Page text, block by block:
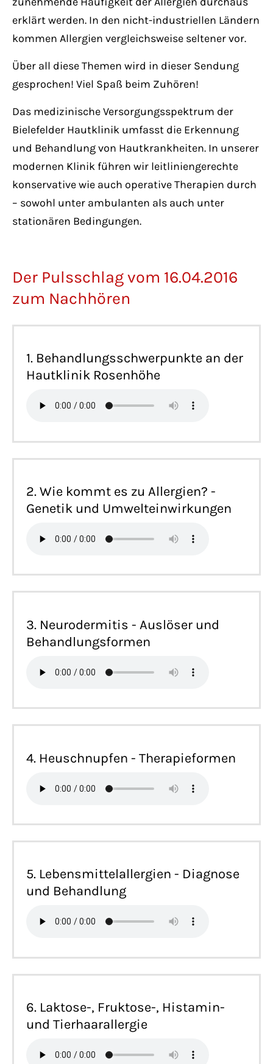
erklärt werden. In den nicht-industriellen Ländern
kommen Allergien vergleichsweise seltener vor.
Über all diese Themen wird in dieser Sendung
gesprochen! Viel Spaß beim Zuhören!
Das medizinische Versorgungsspektrum der
Bielefelder Hautklinik umfasst die Erkennung
und Behandlung von Hautkrankheiten. In unserer
modernen Klinik führen wir leitliniengerechte
konservative wie auch operative Therapien durch
– sowohl unter ambulanten als auch unter
stationären Bedingungen.
Der Pulsschlag vom 16.04.2016
zum Nachhören
1. Behandlungsschwerpunkte an der
Hautklinik Rosenhöhe
2. Wie kommt es zu Allergien? -
Genetik und Umwelteinwirkungen
3. Neurodermitis - Auslöser und
Behandlungsformen
4. Heuschnupfen - Therapieformen
5. Lebensmittelallergien - Diagnose
und Behandlung
6. Laktose-, Fruktose-, Histamin-
und Tierhaarallergie